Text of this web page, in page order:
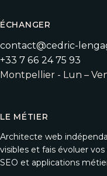
ÉCHANGER
contact@cedric-
+33 7 66 24 75 93
Montpellier - Lun –
LE MÉTIER
Architecte web
visibles et fais évoluer
SEO et applications